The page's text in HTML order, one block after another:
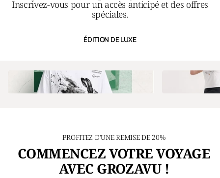
Inscrivez-vous pour un accès anticipé et des offres
spéciales.
ÉDITION DE LUXE
PROFITEZ D'UNE REMISE DE 20%
COMMENCEZ VOTRE VOYAGE
AVEC GROZAVU !